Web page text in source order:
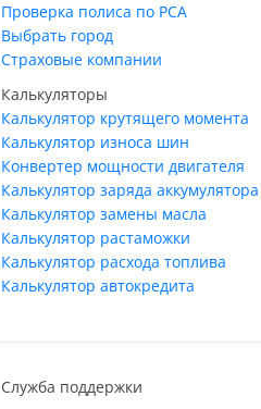
Проверка полиса по РСА
Выбрать город
Страховые компании
Калькуляторы
Калькулятор крутящего момента
Калькулятор износа шин
Конвертер мощности двигателя
Калькулятор заряда аккумулятора
Калькулятор замены масла
Калькулятор растаможки
Калькулятор расхода топлива
Калькулятор автокредита
Служба поддержки